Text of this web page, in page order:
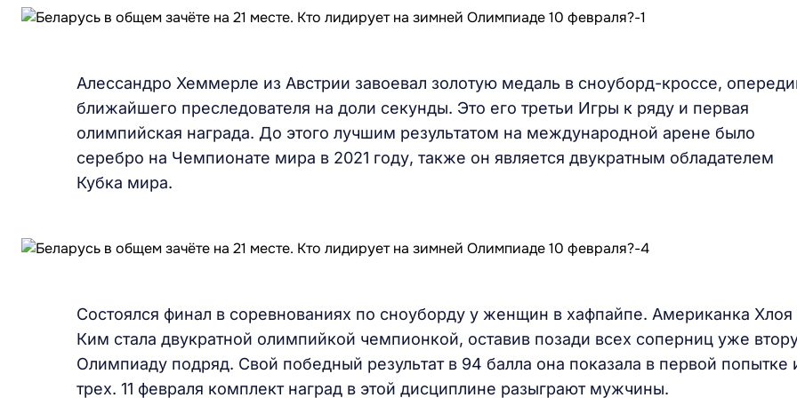
Алессандро Хеммерле из Австрии завоевал золотую медаль в сноуборд-кроссе,
ближайшего преследователя на доли секунды. Это его третьи Игры к ряду и первая
олимпийская награда. До этого лучшим результатом на международной арене было
серебро на Чемпионате мира в 2021 году, также он является двукратным обладателем
Кубка мира.
Состоялся финал в соревнованиях по сноуборду у женщин в хафпайпе. Американка Хлоя
Ким стала двукратной олимпийкой чемпионкой, оставив позади всех соперниц уже
Олимпиаду подряд. Свой победный результат в 94 балла она показала в первой попытке
трех. 11 февраля комплект наград в этой дисциплине разыграют мужчины.